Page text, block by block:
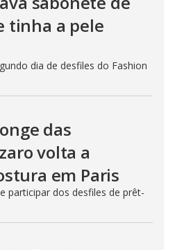
tinha a pele
dia de desfiles do Fashion
das
volta a
em Paris
participar dos desfiles de prêt-